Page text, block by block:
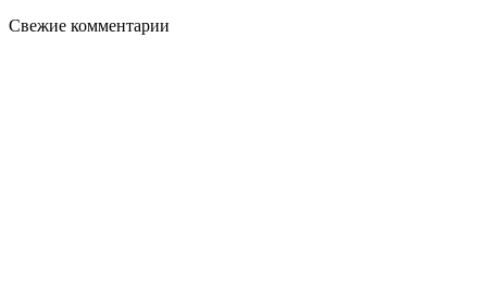
Свежие комментарии